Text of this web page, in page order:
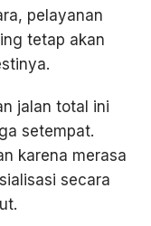
pelayanan
tetap akan
jalan total ini
setempat.
karena merasa
secara